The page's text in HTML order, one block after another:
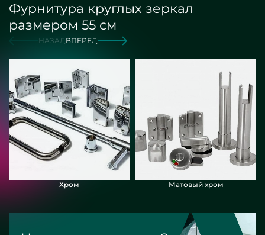
Фурнитура круглых зеркал
размером 55 см
НАЗАДВПЕРЕД
Хром Матовый хром